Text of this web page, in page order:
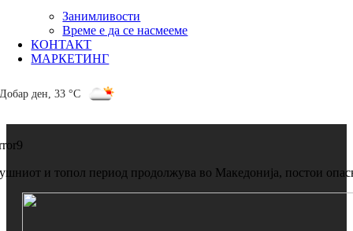
Занимливости
Време е да се насмееме
КОНТАКТ
МАРКЕТИНГ
Добар ден,33 °C
и топол период продолжува во Македонија, постои